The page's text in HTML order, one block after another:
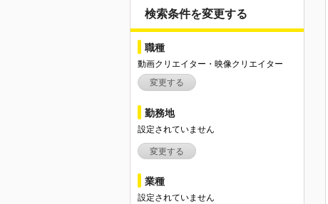
検索条件を変更する
職種
動画クリエイター・映像クリエイター
変更する
勤務地
設定されていません
変更する
業種
設定されていません